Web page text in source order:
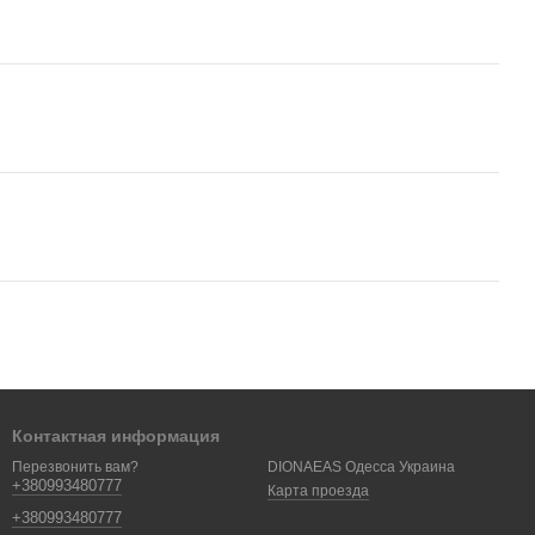
Контактная информация
Перезвонить вам?
+380993480777
+380993480777
DIONAEAS Одесса Украина
Карта проезда